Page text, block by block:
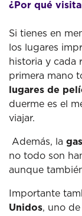
¿Por qué
Si tienes en
los lugares
historia y cada
primera mano
lugares de
duerme es el
viajar.
Además, la
no todo son
aunque
Importante
Unidos, uno